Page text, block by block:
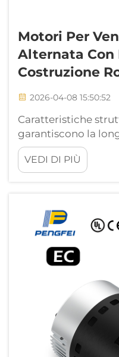
Motori Per
Alternata Con
Costruzione
2026-04-08 15:50:52
Caratteristiche
garantiscono la
ventilatori CA:
motore e
funzionamento
stress termico. I
VEDI DI PIÙ